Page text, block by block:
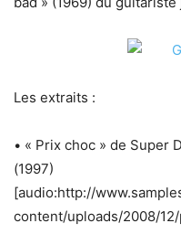
Les extraits :
• « Prix choc » de Super
(1997)
[audio:http://
content/uploads/2008/